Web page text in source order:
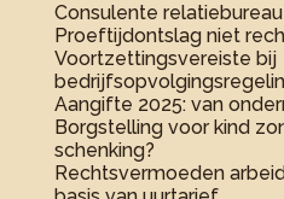
Consulente
Proeftijdontslag niet
Voortzettingsvereiste bij
Aangifte 2025: van
Borgstelling voor kind
schenking?
Rechtsvermoeden